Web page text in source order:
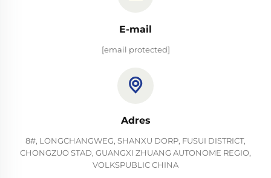
E-mail
[email protected]
Adres
8#, LONGCHANGWEG, SHANXU DORP, FUSUI DISTRICT,
CHONGZUO STAD, GUANGXI ZHUANG AUTONOME REGIO,
VOLKSPUBLIC CHINA